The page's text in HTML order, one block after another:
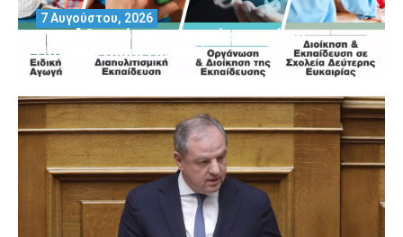
Μοριοδοτούμενα Σεμινάρια από το
Πανεπιστήμιο Πειραιά
7 Αυγούστου, 2026